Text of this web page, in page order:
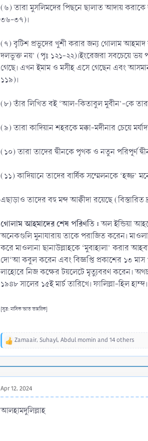
(৬) তারা মুসলিমদের পিছনে ছালাত আদায় করাকে
৩৬-৩৭)।
(৭) বৃটিশ প্রভুদের খুশী করার জন্য গোলাম আহমাদ
দলভুক্ত নয়’ (পৃঃ ১২১-২২)।ইংরেজরা সবচেয়ে ভয়
গেছে। এখন ইমাম ও মসীহ এসে গেছেন এবং
১১৯)।
(৮) তাঁর লিখিত বই ‘আল-কিতাবুল মুবীন’-কে
(৯) তারা কাদিয়ান শহরকে মক্কা-মদীনার চেয়ে
(১০) তারা তাদের দ্বীনকে পৃথক ও নতুন পরিপূর্ণ
(১১) কাদিয়ানে তাদের বার্ষিক সম্মেলনকে ‘হজ্জ’
এছাড়াও তাদের বহু মন্দ আক্বীদা রয়েছে
গোলাম আহমাদের শেষ পরিণতি :অল ইন্ডিয়া
অনেকগুলি মুনাযারায় তাকে পরাজিত করেন।
করে মাওলানা ছানাউল্লাহকে ‘মুবাহালা’ করার
দো‘আ কবুল করেন এবং বিজ্ঞপ্তি প্রকাশের ১৩ মাস
লাহোরে নিজ কক্ষের টয়লেটে মৃত্যুবরণ করেন। অথচ
১৯৪৮ সালের ১৫ই মার্চ তারিখে। ফালিল্লা-হিল হাম্দ।
[সূত্র: মাসিক আত তাহরিক]
R
i
o
n
s
Zamaair, Suhayl, Abdul momin and 14 others
Apr 12, 2024
আলহামদুলিল্লাহ